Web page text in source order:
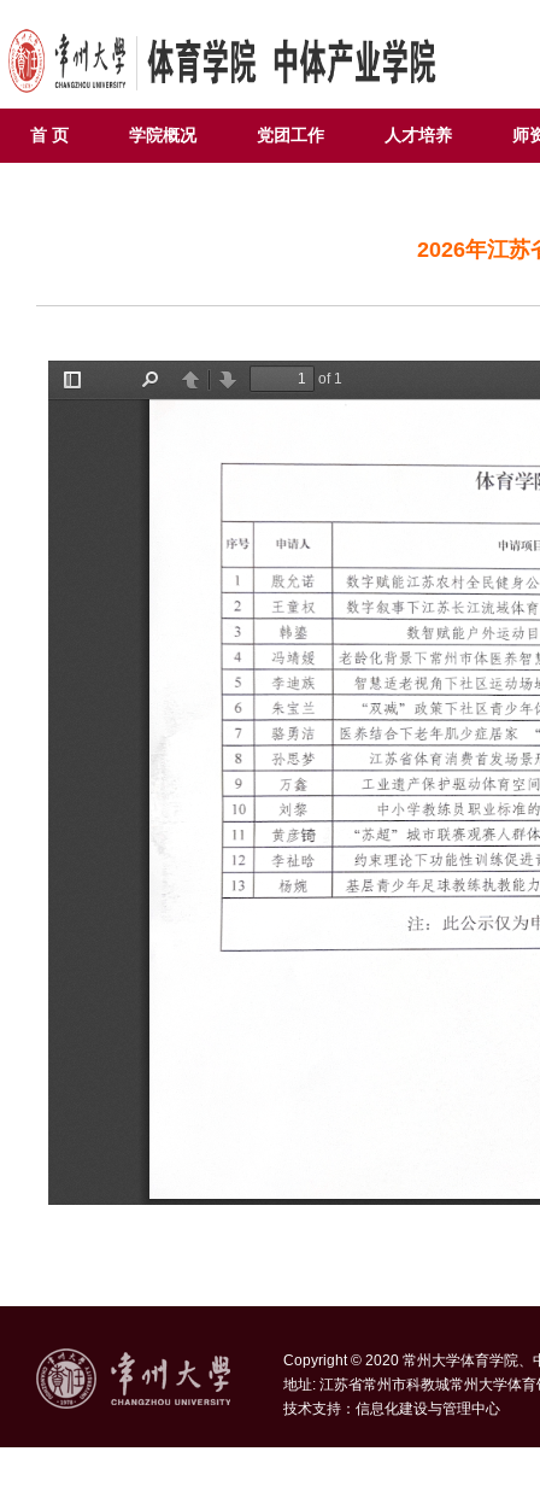
首 页 学院概况 党团工作 人才培养 师
2026年江苏
Copyright © 2020 常州大学体育学院、
地址: 江苏省常州市科教城常州大学体育
技术支持： 信息化建设与管理中心